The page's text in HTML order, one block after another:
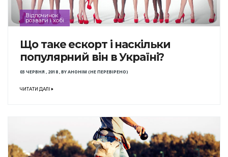
Відпочинок
розваги і хобі
Що таке ескорт і наскільки
популярний він в Україні?
03 ЧЕРВНЯ , 2018,BYАНОНІМ (НЕ ПЕРЕВІРЕНО)
ЧИТАТИ ДАЛІ